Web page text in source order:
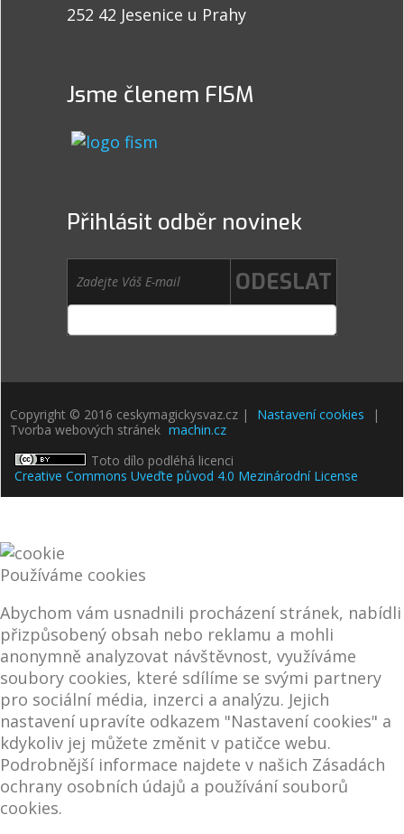
252 42 Jesenice u Prahy
Jsme členem FISM
Přihlásit odběr novinek
Copyright © 2016 ceskymagickysvaz.cz | Nastavení cookies
|
Tvorba webových stránek machin.cz
Toto dílo podléhá licenci
Creative Commons Uveďte původ 4.0 Mezinárodní License
Používáme cookies
Abychom vám usnadnili procházení stránek, nabídli
přizpůsobený obsah nebo reklamu a mohli
anonymně analyzovat návštěvnost, využíváme
soubory cookies, které sdílíme se svými partnery
pro sociální média, inzerci a analýzu. Jejich
nastavení upravíte odkazem "Nastavení cookies" a
kdykoliv jej můžete změnit v patičce webu.
Podrobnější informace najdete v našich Zásadách
ochrany osobních údajů a používání souborů
cookies.